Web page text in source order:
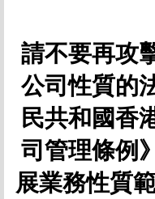
請不要再攻
公司性質的
民共和國香
司管理條例
展業務性質